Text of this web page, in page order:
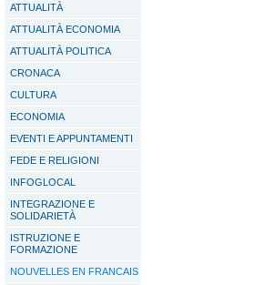
ATTUALITÀ
ATTUALITÀ ECONOMIA
ATTUALITÀ POLITICA
CRONACA
CULTURA
ECONOMIA
EVENTI E APPUNTAMENTI
FEDE E RELIGIONI
INFOGLOCAL
INTEGRAZIONE E
SOLIDARIETÀ
ISTRUZIONE E
FORMAZIONE
NOUVELLES EN FRANCAIS